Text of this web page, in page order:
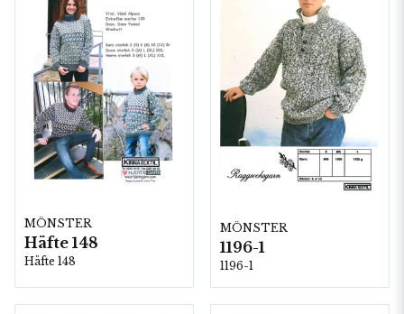
MÖNSTER
Häfte 148
Häfte 148
MÖNSTER
1196-1
1196-1